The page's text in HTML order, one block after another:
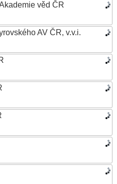
věd ČR
AV ČR, v.v.i.